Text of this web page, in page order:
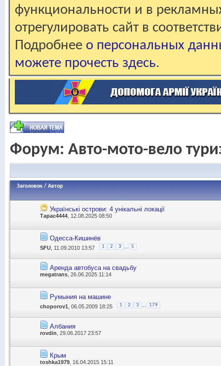
функциональности и в
отрегулировать сайт в
Подробнее о персональных
можете прочесть здесь.
Форум: Авто-мото-вело
Заголовок / Автор
Українські острови: 4 унікальні локації
Тарас4444 , 12.08.2025 08:50
Одесса-Кишинёв
SFU , 11.09.2010 13:57 1 2 3 5
Аренда автобуса на свадьбу
megatrans , 26.06.2025 11:14
Румыния на машине
choporov1 , 06.05.2009 18:25 1 2 3 179
Албания
rovdin , 29.06.2017 23:57
Крым
toshka1979 , 16.04.2015 15:11